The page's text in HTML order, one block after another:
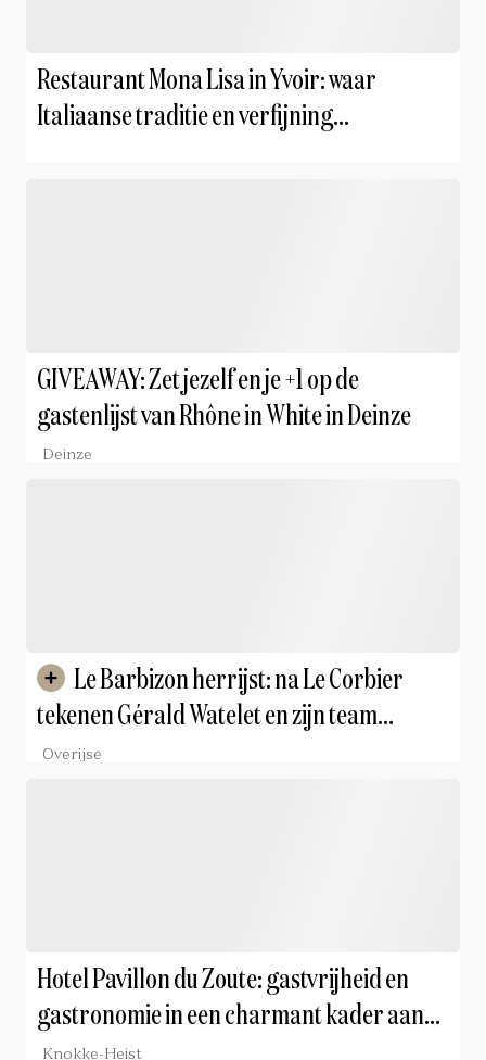
Restaurant Mona Lisa in Yvoir: waar
Italiaanse traditie en verfijning
GIVEAWAY: Zet jezelf en je +1 op de
gastenlijst van Rhône in White in Deinze
Deinze
tekenen Gérald Watelet en zijn team
opnieuw voor een stijlvolle wedergeboorte
Overijse
Hotel Pavillon du Zoute: gastvrijheid en
gastronomie in een charmant kader aan
de kust
Knokke-Heist